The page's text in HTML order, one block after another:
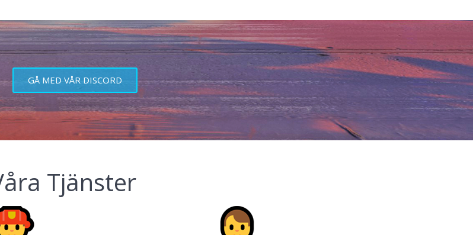
GÅ MED VÅR DISCORD
Tjänster